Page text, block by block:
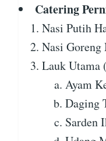
Catering
Nasi Putih
Nasi Goreng
Lauk Utama
Ayam
Daging
Sarden